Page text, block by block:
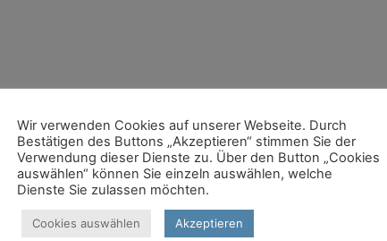
Wir verwenden Cookies auf unserer Webseite. Durch
Bestätigen des Buttons „Akzeptieren“ stimmen Sie der
Verwendung dieser Dienste zu. Über den Button „Cookies
auswählen“ können Sie einzeln auswählen, welche
Dienste Sie zulassen möchten.
Cookies auswählen Akzeptieren